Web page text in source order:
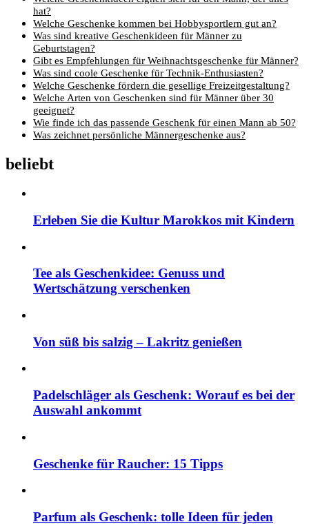
hat?
Welche Geschenke kommen bei Hobbysportlern gut an?
Was sind kreative Geschenkideen für Männer zu
Geburtstagen?
Gibt es Empfehlungen für Weihnachtsgeschenke für Männer?
Was sind coole Geschenke für Technik-Enthusiasten?
Welche Geschenke fördern die gesellige Freizeitgestaltung?
Welche Arten von Geschenken sind für Männer über 30
geeignet?
Wie finde ich das passende Geschenk für einen Mann ab 50?
Was zeichnet persönliche Männergeschenke aus?
beliebt
Erleben Sie die Kultur Marokkos mit Kindern
Tee als Geschenkidee: Genuss und
Wertschätzung verschenken
Von süß bis salzig – Lakritz genießen
Padelschläger als Geschenk: Worauf es bei der
Auswahl ankommt
Geschenke für Raucher: 15 Tipps
Parfum als Geschenk: tolle Ideen für jeden